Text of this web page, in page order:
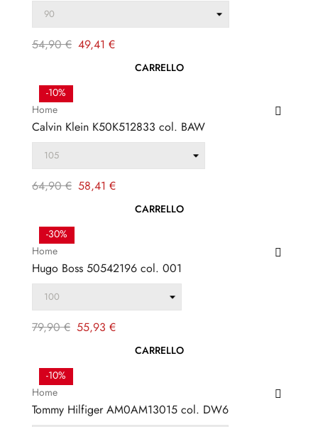
Prezzo
54,90 € Prezzo
49,41 €
-10%
CARRELLO
Home
Calvin Klein K50K512833 col. BAW
Prezzo
64,90 € Prezzo
58,41 €
-30%
CARRELLO
Home
Hugo Boss 50542196 col. 001
Prezzo
79,90 € Prezzo
55,93 €
-10%
CARRELLO
Home
Tommy Hilfiger AM0AM13015 col. DW6